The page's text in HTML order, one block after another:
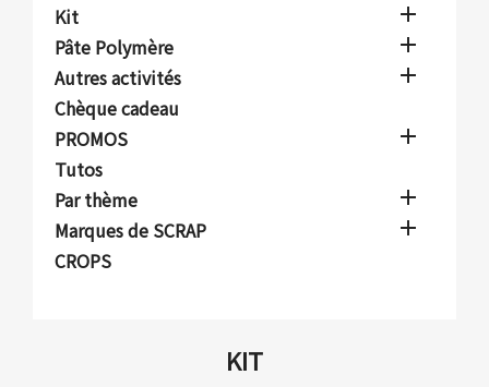
Kit

Pâte Polymère

Autres activités

Chèque cadeau
PROMOS

Tutos
Par thème

Marques de SCRAP

CROPS
KIT